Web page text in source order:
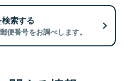
索する
便番号をお調べします。